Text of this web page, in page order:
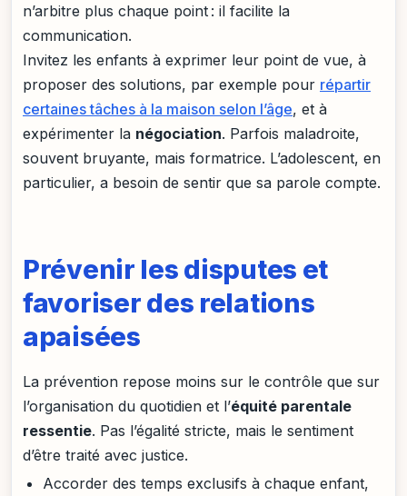
n’arbitre plus chaque point : il facilite la
communication.
Invitez les enfants à exprimer leur point de vue, à
proposer des solutions, par exemple pour répartir
certaines tâches à la maison selon l’âge, et à
expérimenter la négociation. Parfois maladroite,
souvent bruyante, mais formatrice. L’adolescent, en
particulier, a besoin de sentir que sa parole compte.
Prévenir les disputes et
favoriser des relations
apaisées
La prévention repose moins sur le contrôle que sur
l’organisation du quotidien et l’équité parentale
ressentie. Pas l’égalité stricte, mais le sentiment
d’être traité avec justice.
Accorder des temps exclusifs à chaque enfant,